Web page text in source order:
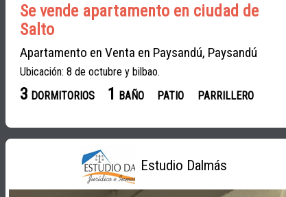
Se vende apartamento en ciudad de
Salto
Apartamento en Venta en Paysandú, Paysandú
Ubicación: 8 de octubre y bilbao.
3 DORMITORIOS 1 BAÑO PATIO PARRILLERO
Estudio Dalmás